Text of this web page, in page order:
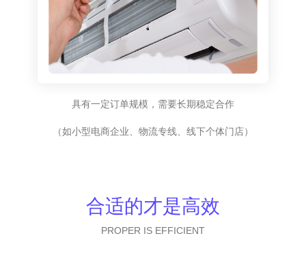
具有一定订单规模，需要长期稳定合作
（如小型电商企业、物流专线、线下个体门店）
合适的才是高效
PROPER IS EFFICIENT